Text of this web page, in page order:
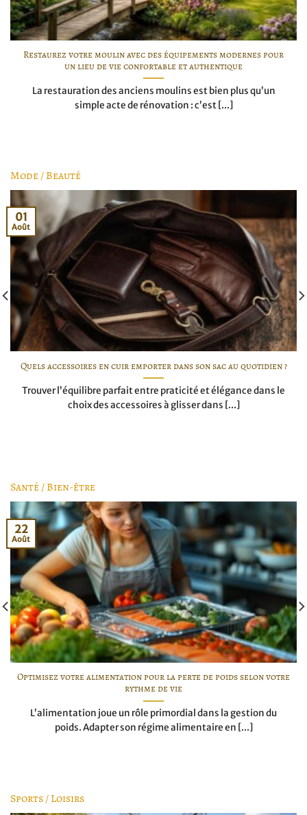
Restaurez votre moulin avec des équipements modernes pour
un lieu de vie confortable et authentique
La restauration des anciens moulins est bien plus qu’un
simple acte de rénovation : c’est [...]
Mode / Beauté
Quels accessoires en cuir emporter dans son sac au quotidien ?
Trouver l’équilibre parfait entre praticité et élégance dans le
choix des accessoires à glisser dans [...]
01
Août
Santé / Bien-être
Optimisez votre alimentation pour la perte de poids selon votre
rythme de vie
L’alimentation joue un rôle primordial dans la gestion du
poids. Adapter son régime alimentaire en [...]
22
Août
Sports / Loisirs